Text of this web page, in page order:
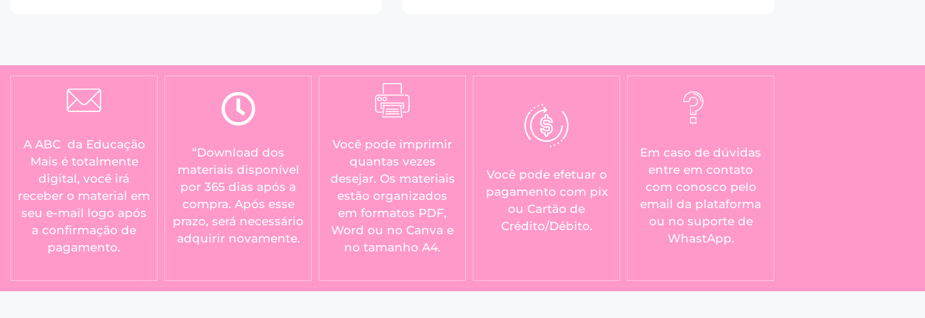
A ABC da Educação
Mais é totalmente
digital, você irá
receber o material em
seu e-mail logo após
a confirmação de
pagamento.
“Download dos
materiais disponível
por 365 dias após a
compra. Após esse
prazo, será necessário
adquirir novamente.
Você pode imprimir
quantas vezes
desejar. Os materiais
estão organizados
em formatos PDF,
Word ou no Canva e
no tamanho A4.
Você pode efetuar o
pagamento com pix
ou Cartão de
Crédito/Débito.
Em caso de dúvidas
entre em contato
com conosco pelo
email da plataforma
ou no suporte de
WhastApp.